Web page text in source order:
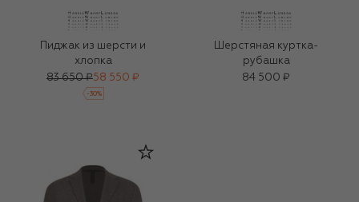
Пиджак из шерсти и
хлопка
83 650 ₽58 550 ₽
-30%
Шерстяная куртка-
рубашка
84 500 ₽